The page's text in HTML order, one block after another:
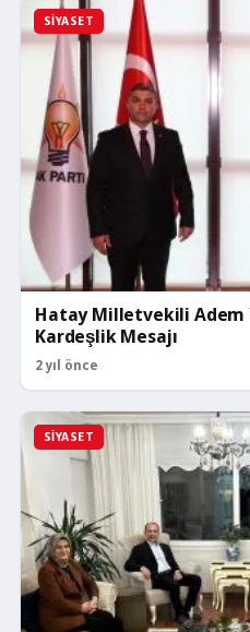
SIYASET
Hatay Milletvekili Adem
Kardeşlik Mesajı
2 yıl önce
SIYASET